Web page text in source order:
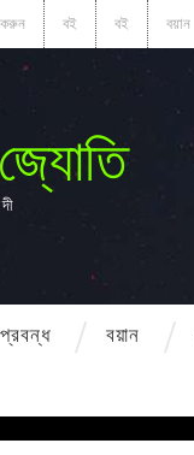
বই বই বয়ান
প্রবন্ধ বয়ান